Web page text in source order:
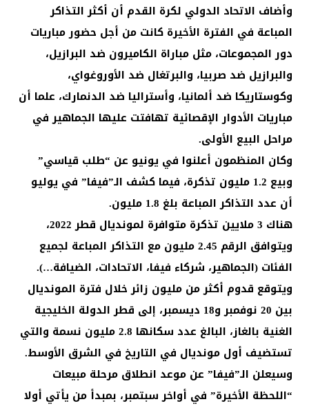
وأضاف الاتحاد الدولي لكرة القدم أن أكثر التذاكر
المباعة في الفترة الأخيرة كانت من أجل حضور مباريات
دور المجموعات، مثل مباراة الكاميرون ضد البرازيل،
والبرازيل ضد صربيا، والبرتغال ضد الأوروغواي،
وكوستاريكا ضد ألمانيا، وأستراليا ضد الدنمارك، علما أن
مباريات الأدوار الإقصائية تهافتت عليها الجماهير في
مراحل البيع الأولى.
وكان المنظمون أعلنوا في يونيو عن “طلب قياسي”
وبيع 1.2 مليون تذكرة، فيما كشف الـ”فيفا” في يوليو
أن عدد التذاكر المباعة بلغ 1.8 مليون.
هناك 3 ملايين تذكرة متوافرة لمونديال قطر 2022،
ويتوافق الرقم 2.45 مليون مع التذاكر المباعة لجميع
الفئات (الجماهير، شركاء فيفا، الاتحادات، الضيافة…).
ويتوقع قدوم أكثر من مليون زائر خلال فترة المونديال
بين 20 نوفمبر و18 ديسمبر، إلى قطر الدولة الخليجية
الغنية بالغاز، البالغ عدد سكانها 2.8 مليون نسمة والتي
تستضيف أول مونديال في التاريخ في الشرق الأوسط.
وسيعلن الـ”فيفا” عن موعد انطلاق مرحلة مبيعات
“اللحظة الأخيرة” في أواخر سبتمبر، بمبدأ من يأتي أولا